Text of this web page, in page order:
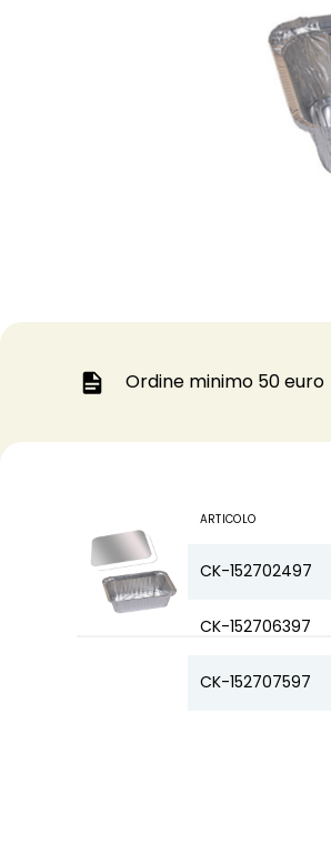
Ordine minimo 50 euro
ARTICOLO
CK-152702497
CK-152706397
CK-152707597